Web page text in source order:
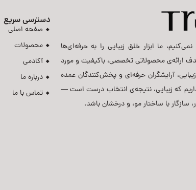
ما ابزار خلق زیبایی را به حرفه‌ای‌ها
ارائه‌ی محصولاتی تخصصی، باکیفیت و مورد
آرایشگران حرفه‌ای و پخش‌کنندگان عمده
داریم که زیبایی، نتیجه‌ی انتخاب درست است —
سازگار با ساختار مو، و درخشان باشد.
دسترسی سریع
صفحه اصلی
محصولات
آکادمی
درباره ما
تماس با ما